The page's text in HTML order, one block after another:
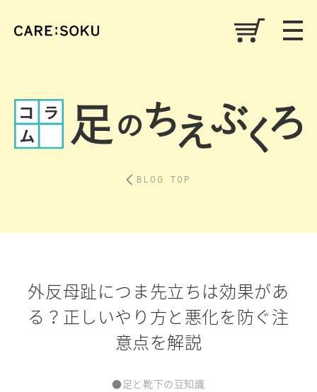
BLOG TOP
外反母趾につま先立ちは効果があ
る？正しいやり方と悪化を防ぐ注
意点を解説
●足と靴下の豆知識